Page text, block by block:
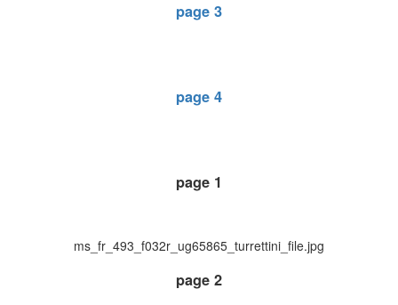
page 3
page 4
page 1
ms_fr_493_f032r_ug65865_turrettini_file.jpg
page 2